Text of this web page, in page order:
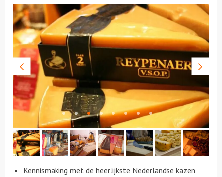
Varen
Boottochten
Losse boothuur
Sport en spel
Citygames
Quizzen en spellen
Speurtochten
Vorige
foto
foto
Kennismaking met de heerlijkste Nederlandse kazen